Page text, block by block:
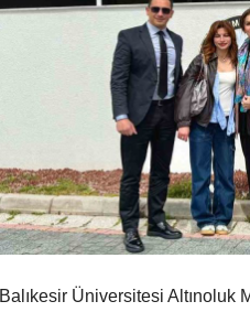
Balıkesir Üniversitesi